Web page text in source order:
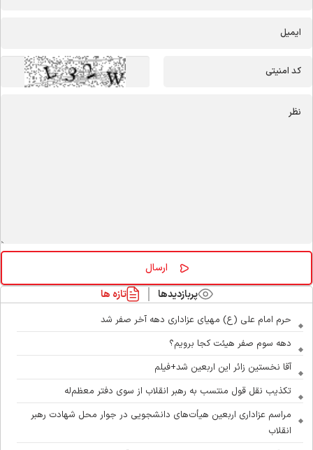
پربازدیدها تازه ها
حرم امام علی (ع) مهیای عزاداری دهه آخر صفر شد
دهه سوم صفر هیئت کجا برویم؟
آقا نخستین زائر این اربعین شد+فیلم
تکذیب نقل قول منتسب به رهبر انقلاب از سوی دفتر معظم‌له
مراسم عزاداری اربعین هیأت‌های دانشجویی در جوار محل شهادت رهبر
انقلاب